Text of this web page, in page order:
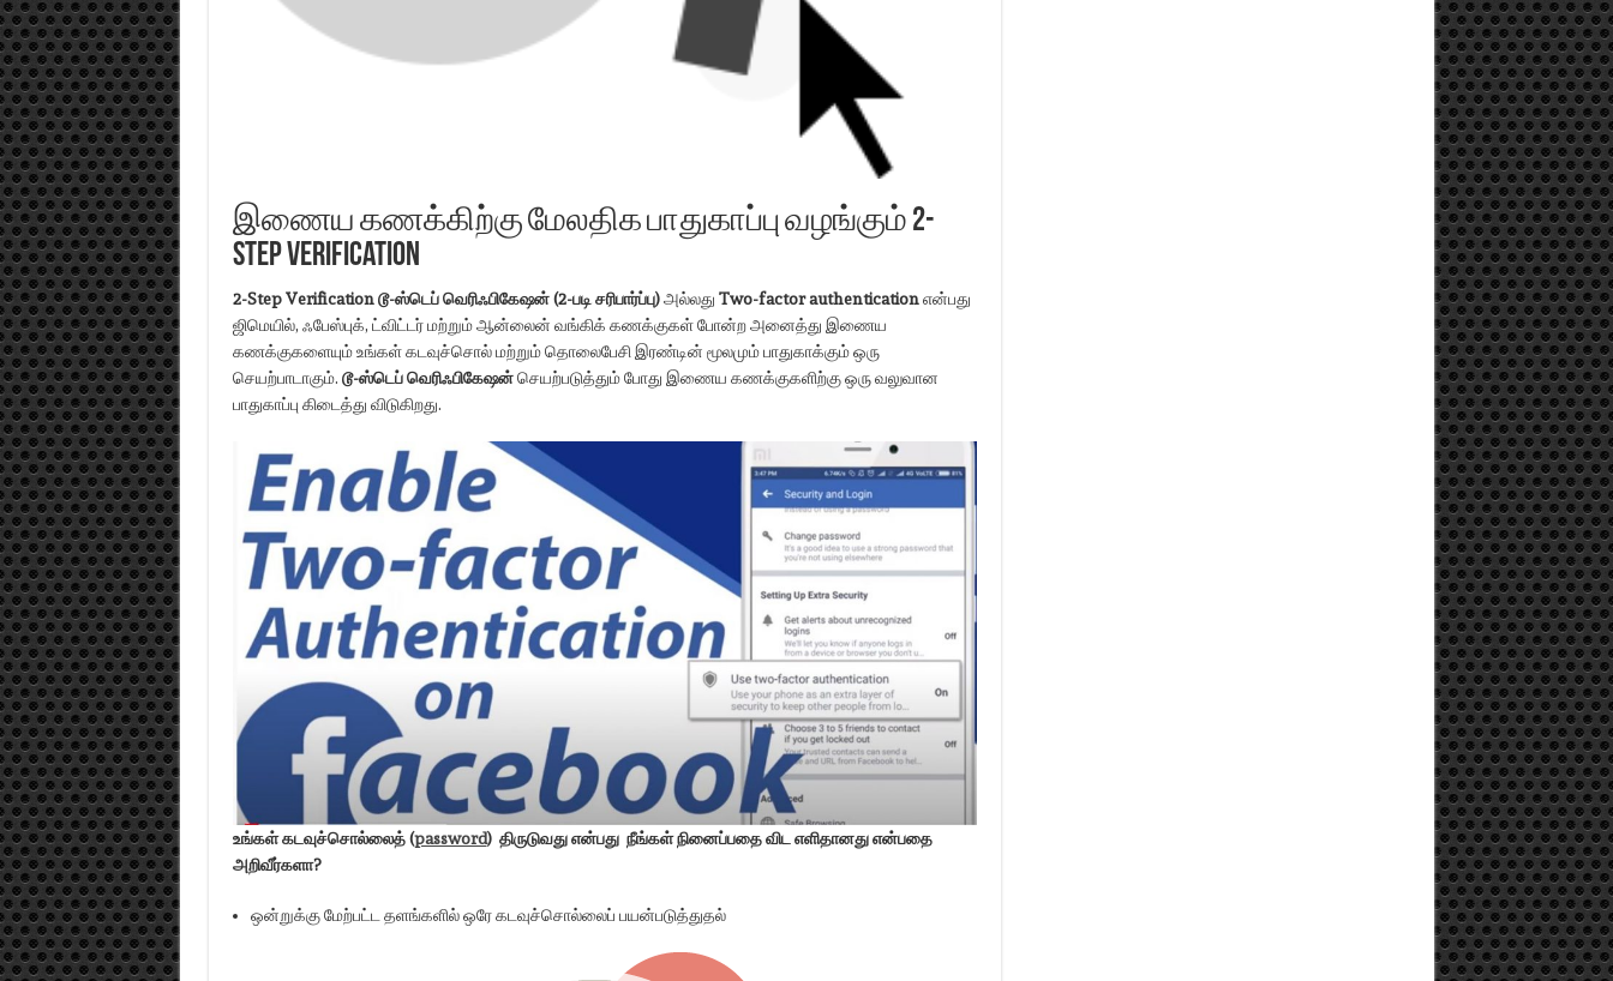
இணைய கணக்கிற்கு மேலதிக பாதுகாப்பு வழங்கும் 2-
Step Verification
2-Step Verification டூ-ஸ்டெப் வெரிஃபிகேஷன் (2-படி சரிபார்ப்பு)அல்லது Two-factor authenticationஎன்பது
ஜிமெயில், ஃபேஸ்புக், ட்விட்டர் மற்றும் ஆன்லைன் வங்கிக் கணக்குகள் போன்ற அனைத்து இணைய
கணக்குகளையும் உங்கள் கடவுச்சொல் மற்றும் தொலைபேசி இரண்டின் மூலமும் பாதுகாக்கும் ஒரு
செயற்பாடாகும். டூ-ஸ்டெப் வெரிஃபிகேஷன்செயற்படுத்தும் போது இணைய கணக்குகளிற்கு ஒரு வலுவான
பாதுகாப்பு கிடைத்து விடுகிறது.
உங்கள் கடவுச்சொல்லைத் (password) திருடுவது என்பது நீங்கள் நினைப்பதை விட எளிதானது என்பதை
அறிவீர்களா?
ஒன்றுக்கு மேற்பட்ட தளங்களில் ஒரே கடவுச்சொல்லைப் பயன்படுத்துதல்